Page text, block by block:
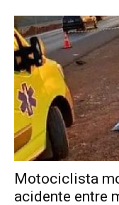
Motociclista
acidente entre